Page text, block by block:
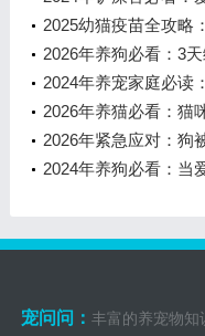
急？
2025幼猫疫苗全攻略
才是危险警报
2026年养狗必看：3
南
2024年养宠家庭必读
异常发情紧急应对指
2026年养猫必看：猫
大原因全面解析，附
2026年紧急应对：狗
理法，90%家长都做
2024年养狗必看：当
宠问问： 丰富的养宠物知